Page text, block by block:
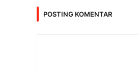
POSTING KOMENTAR